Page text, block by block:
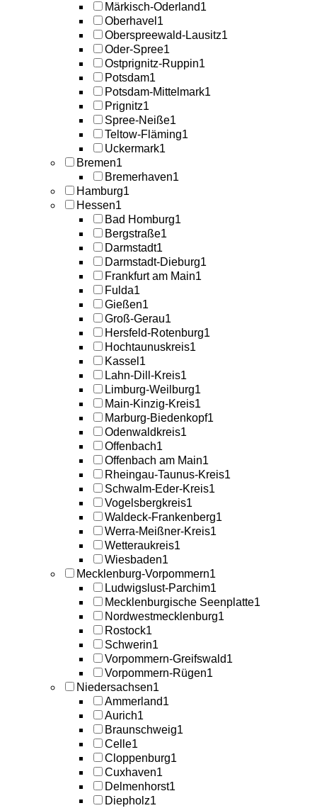
Märkisch-Oderland1
Oberhavel 1
Oberspreewald-Lausitz1
Oder-Spree1
Ostprignitz-Ruppin1
Potsdam1
Potsdam-Mittelmark1
Prignitz1
Spree-Neiße1
Teltow-Fläming1
Uckermark1
Bremen1
Bremerhaven1
Hamburg1
Hessen1
Bad Homburg1
Bergstraße1
Darmstadt1
Darmstadt-Dieburg1
Frankfurt am Main1
Fulda1
Gießen1
Groß-Gerau1
Hersfeld-Rotenburg1
Hochtaunuskreis1
Kassel 1
Lahn-Dill-Kreis1
Limburg-Weilburg1
Main-Kinzig-Kreis1
Marburg-Biedenkopf1
Odenwaldkreis1
Offenbach1
Offenbach am Main1
Rheingau-Taunus-Kreis1
Schwalm-Eder-Kreis1
Vogelsbergkreis1
Waldeck-Frankenberg1
Werra-Meißner-Kreis1
Wetteraukreis1
Wiesbaden1
Mecklenburg-Vorpommern1
Ludwigslust-Parchim1
Mecklenburgische Seenplatte1
Nordwestmecklenburg1
Rostock1
Schwerin1
Vorpommern-Greifswald1
Vorpommern-Rügen1
Niedersachsen1
Ammerland1
Aurich1
Braunschweig1
Celle1
Cloppenburg1
Cuxhaven1
Delmenhorst1
Diepholz1